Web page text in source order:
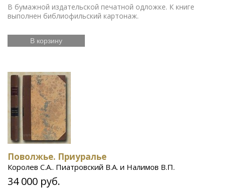
В бумажной издательской печатной одложке. К книге
выполнен библиофильский картонаж.
В корзину
Поволжье. Приуралье
Королев С.А.. Пиатровский В.А. и Налимов В.П.
34 000 руб.